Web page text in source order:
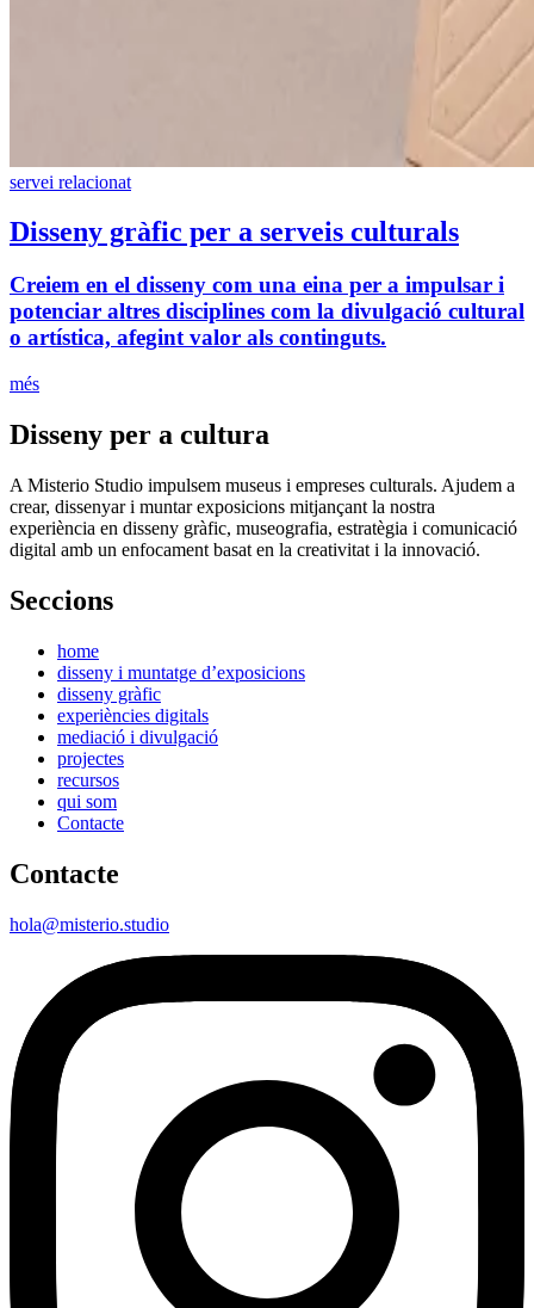
servei relacionat
Disseny gràfic per a serveis culturals
Creiem en el disseny com una eina per a impulsar i
potenciar altres disciplines com la divulgació cultural
o artística, afegint valor als continguts.
més
Disseny per a cultura
A Misterio Studio impulsem museus i empreses culturals. Ajudem a
crear, dissenyar i muntar exposicions mitjançant la nostra
experiència en disseny gràfic, museografia, estratègia i comunicació
digital amb un enfocament basat en la creativitat i la innovació.
Seccions
home
disseny i muntatge d’exposicions
disseny gràfic
experiències digitals
mediació i divulgació
projectes
recursos
qui som
Contacte
Contacte
hola@misterio.studio